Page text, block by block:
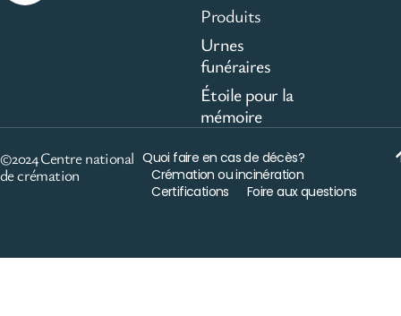
Produits
Urnes
funéraires
Étoile pour la
mémoire
©2024 Centre national
de crémation
Quoi faire en cas de décès?
Crémation ou incinération
Certifications
Foire aux questions